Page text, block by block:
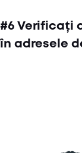
#6 Verificați
în adresele